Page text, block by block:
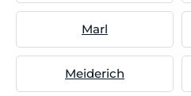
Marl
Meiderich